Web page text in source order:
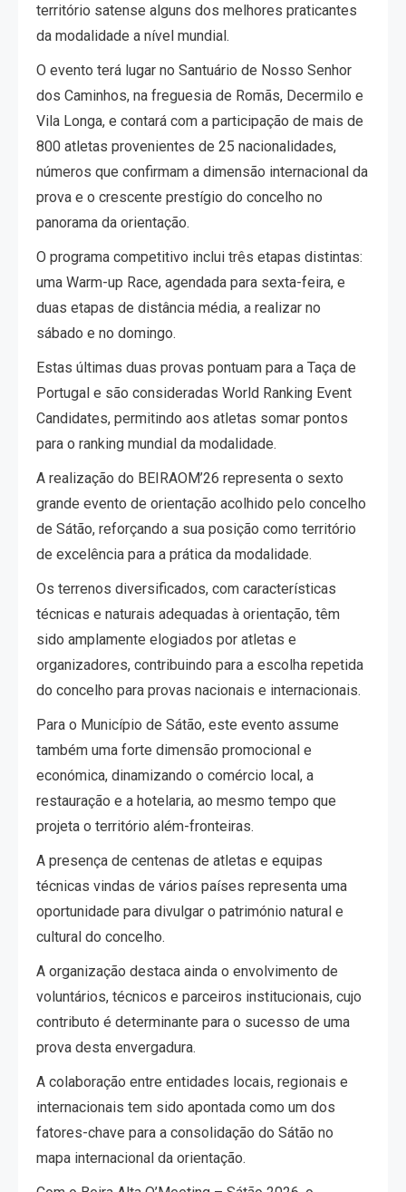
território satense alguns dos melhores praticantes
da modalidade a nível mundial.
O evento terá lugar no Santuário de Nosso Senhor
dos Caminhos, na freguesia de Romãs, Decermilo e
Vila Longa, e contará com a participação de mais de
800 atletas provenientes de 25 nacionalidades,
números que confirmam a dimensão internacional da
prova e o crescente prestígio do concelho no
panorama da orientação.
O programa competitivo inclui três etapas distintas:
uma Warm-up Race, agendada para sexta-feira, e
duas etapas de distância média, a realizar no
sábado e no domingo.
Estas últimas duas provas pontuam para a Taça de
Portugal e são consideradas World Ranking Event
Candidates, permitindo aos atletas somar pontos
para o ranking mundial da modalidade.
A realização do BEIRAOM’26 representa o sexto
grande evento de orientação acolhido pelo concelho
de Sátão, reforçando a sua posição como território
de excelência para a prática da modalidade.
Os terrenos diversificados, com características
técnicas e naturais adequadas à orientação, têm
sido amplamente elogiados por atletas e
organizadores, contribuindo para a escolha repetida
do concelho para provas nacionais e internacionais.
Para o Município de Sátão, este evento assume
também uma forte dimensão promocional e
económica, dinamizando o comércio local, a
restauração e a hotelaria, ao mesmo tempo que
projeta o território além-fronteiras.
A presença de centenas de atletas e equipas
técnicas vindas de vários países representa uma
oportunidade para divulgar o património natural e
cultural do concelho.
A organização destaca ainda o envolvimento de
voluntários, técnicos e parceiros institucionais, cujo
contributo é determinante para o sucesso de uma
prova desta envergadura.
A colaboração entre entidades locais, regionais e
internacionais tem sido apontada como um dos
fatores-chave para a consolidação do Sátão no
mapa internacional da orientação.